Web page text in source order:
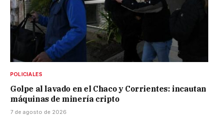
POLICIALES
Golpe al lavado en el Chaco y Corrientes: incautan
máquinas de minería cripto
7 de agosto de 2026